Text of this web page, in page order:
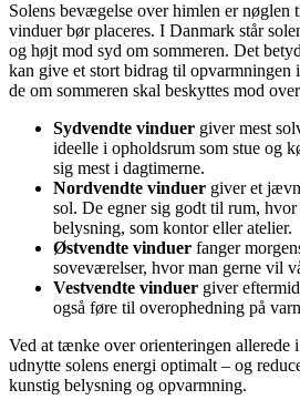
Solens bevægelse over himlen er nøglen
vinduer bør placeres. I Danmark står
og højt mod syd om sommeren. Det
kan give et stort bidrag til opvarmningen
de om sommeren skal beskyttes mod
Sydvendte vinduer giver mest
ideelle i opholdsrum som stue og
sig mest i dagtimerne.
Nordvendte vinduer giver et
sol. De egner sig godt til rum,
belysning, som kontor eller atelier.
Østvendte vinduer fanger
soveværelser, hvor man gerne vil
Vestvendte vinduer giver
også føre til overophedning på
Ved at tænke over orienteringen allerede
udnytte solens energi optimalt – og
kunstig belysning og opvarmning.